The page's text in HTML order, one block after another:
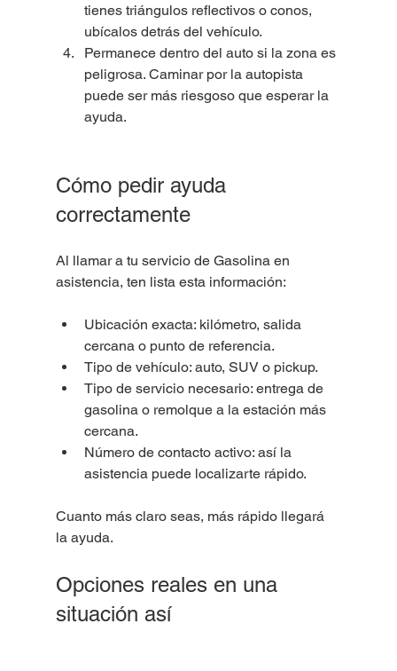
tienes triángulos reflectivos o conos,
ubícalos detrás del vehículo.
Permanece dentro del auto si la zona es
peligrosa. Caminar por la autopista
puede ser más riesgoso que esperar la
ayuda.
Cómo pedir ayuda
correctamente
Al llamar a tu servicio de Gasolina en
asistencia, ten lista esta información:
Ubicación exacta: kilómetro, salida
cercana o punto de referencia.
Tipo de vehículo: auto, SUV o pickup.
Tipo de servicio necesario: entrega de
gasolina o remolque a la estación más
cercana.
Número de contacto activo: así la
asistencia puede localizarte rápido.
Cuanto más claro seas, más rápido llegará
la ayuda.
Opciones reales en una
situación así